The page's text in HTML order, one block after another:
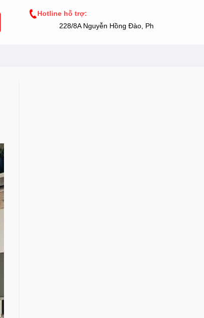
Hotline hỗ trợ:
228/8A Nguyễn Hồng Đào, Phường 14, Tân